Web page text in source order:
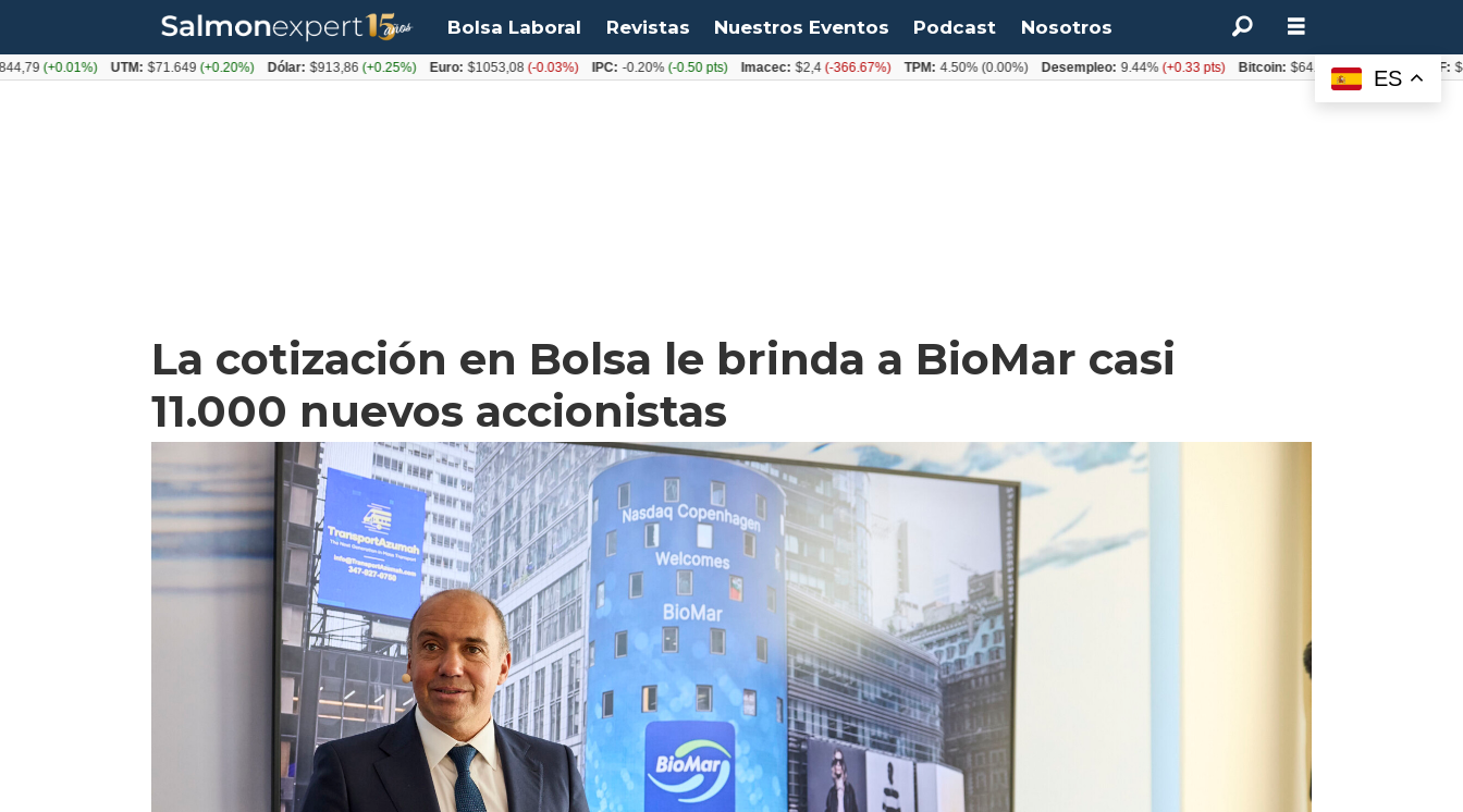
Bolsa Laboral Revistas Nuestros Eventos Podcast Nosotros
La cotización en Bolsa le brinda a BioMar casi
11.000 nuevos accionistas
ES
UTM: $71.649(+0.20%) Dólar: $913,86(+0.25%) Euro: $1053,08(-0.03%) IPC: -0.20% (-0.50 pts) Imacec: $2,4(-366.67%) TPM: 4.50%(0.00%) Desempleo: 9.44%(+0.33 pts) Bitcoin: $64.600,08 (+2.93%)